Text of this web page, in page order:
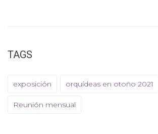
TAGS
exposición orquídeas en otoño 2021
Reunión mensual